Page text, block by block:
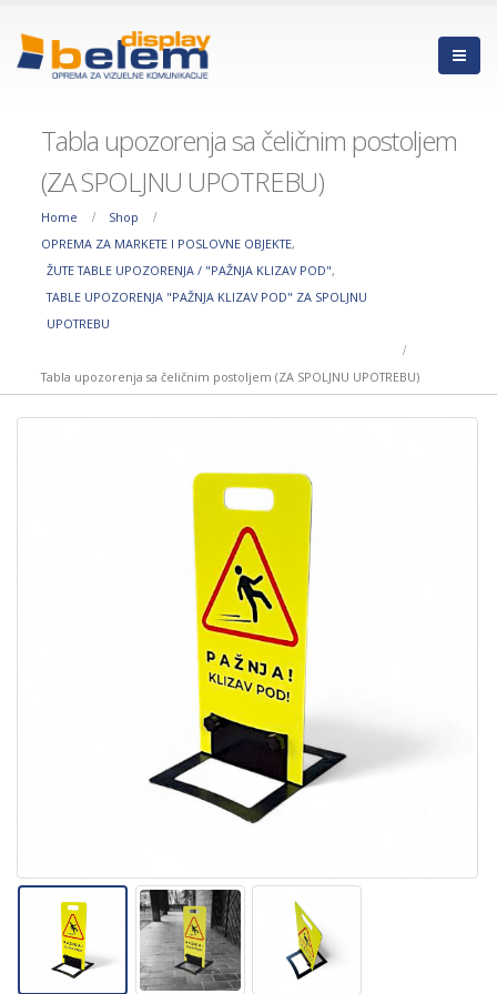
Tabla upozorenja sa čeličnim postoljem
(ZA SPOLJNU UPOTREBU)
Home
Shop
OPREMA ZA MARKETE I POSLOVNE OBJEKTE,
ŽUTE TABLE UPOZORENJA / "PAŽNJA KLIZAV POD",
TABLE UPOZORENJA "PAŽNJA KLIZAV POD" ZA SPOLJNU
UPOTREBU
Tabla upozorenja sa čeličnim postoljem (ZA SPOLJNU UPOTREBU)